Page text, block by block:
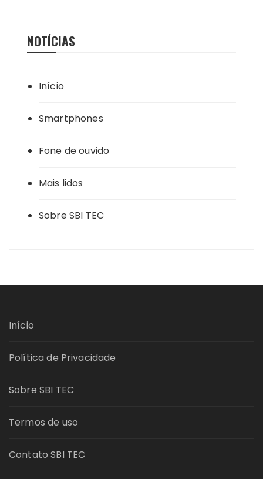
NOTÍCIAS
Início
Smartphones
Fone de ouvido
Mais lidos
Sobre SBI TEC
Início
Política de Privacidade
Sobre SBI TEC
Termos de uso
Contato SBI TEC